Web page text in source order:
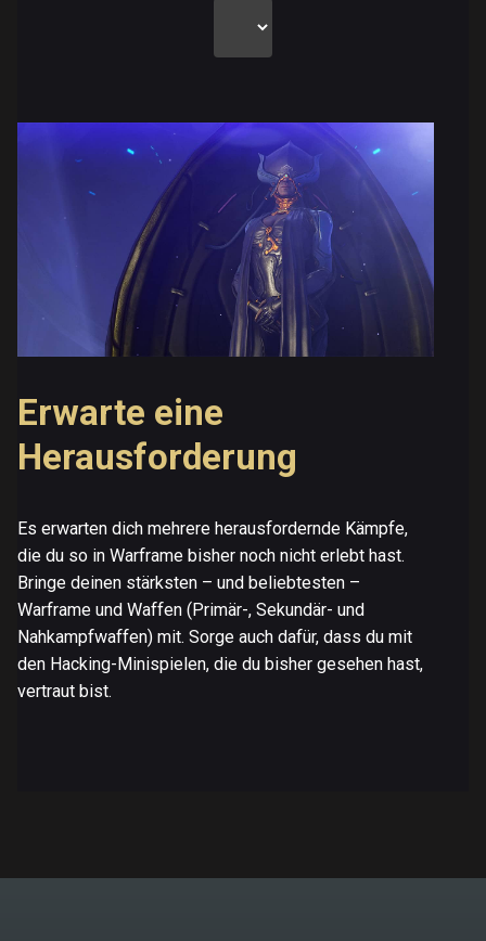
Erwarte eine
Herausforderung
Es erwarten dich mehrere herausfordernde Kämpfe,
die du so in Warframe bisher noch nicht erlebt hast.
Bringe deinen stärksten – und beliebtesten –
Warframe und Waffen (Primär-, Sekundär- und
Nahkampfwaffen) mit. Sorge auch dafür, dass du mit
den Hacking-Minispielen, die du bisher gesehen hast,
vertraut bist.